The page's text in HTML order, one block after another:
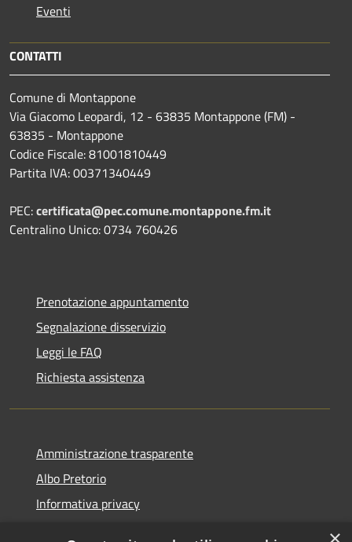
Eventi
CONTATTI
Comune di Montappone
Via Giacomo Leopardi, 12 - 63835 Montappone (FM) -
63835 - Montappone
Codice Fiscale: 81001810449
Partita IVA: 00371340449
PEC:certificata@pec.comune.montappone.fm.it
Centralino Unico: 0734 760426
Prenotazione appuntamento
Segnalazione disservizio
Leggi le FAQ
Richiesta assistenza
Amministrazione trasparente
Albo Pretorio
Informativa privacy